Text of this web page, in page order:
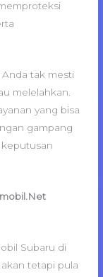
tak mesti
melelahkan.
yang bisa
gampang
Subaru di
tetapi pula